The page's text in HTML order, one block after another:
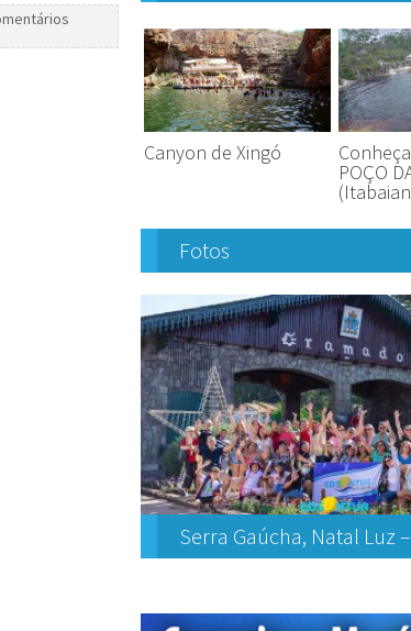
Canyon de Xingó
POÇO
Fotos
Serra Gaúcha, Natal Luz